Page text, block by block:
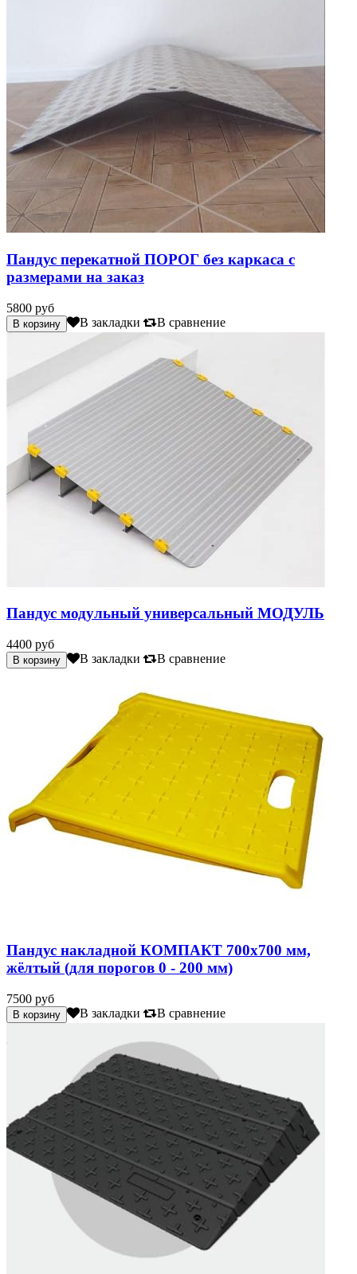
Пандус перекатной ПОРОГ без каркаса с
размерами на заказ
5800 руб
В закладки В сравнение
Пандус модульный универсальный МОДУЛЬ
4400 руб
В закладки В сравнение
Пандус накладной КОМПАКТ 700х700 мм,
жёлтый (для порогов 0 - 200 мм)
7500 руб
В закладки В сравнение